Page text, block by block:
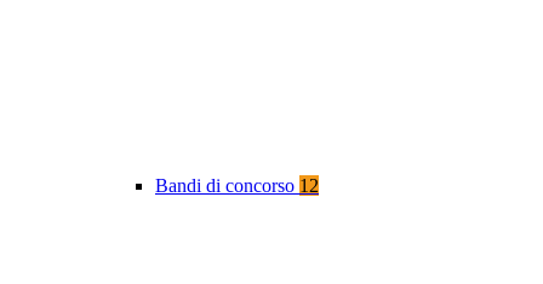
Bandi di concorso 12